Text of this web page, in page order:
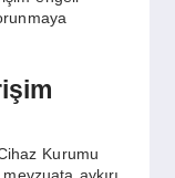
Kurumu
aykırı